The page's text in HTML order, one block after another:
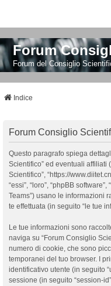
Forum
Forum del Consiglio
Indice
Forum Consiglio
Questo paragrafo spiega
Scientifico” ed eventuali affiliati
Scientifico”, “https://
“essi”, “loro”, “phpBB
Teams”) usano le informazioni
te effettuata (in seguito “le tue
Le tue informazioni sono
naviga su “Forum Consiglio
numero di cookie, che sono
temporanei del tuo browser. I
identificativo utente (in seguito
sessione (in seguito “session-